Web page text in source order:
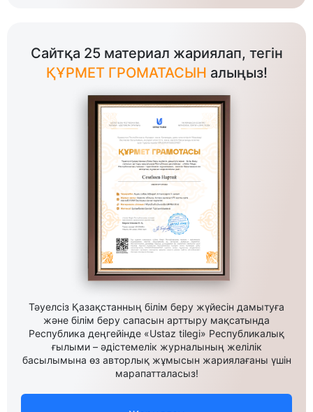
Сайтқа 25 материал жариялап, тегін
ҚҰРМЕТ ГРОМАТАСЫН алыңыз!
Тәуелсіз Қазақстанның білім беру жүйесін дамытуға
және білім беру сапасын арттыру мақсатында
Республика деңгейінде «Ustaz tilegi» Республикалық
ғылыми – әдістемелік журналының желілік
басылымына өз авторлық жұмысын жариялағаны үшін
марапатталасыз!